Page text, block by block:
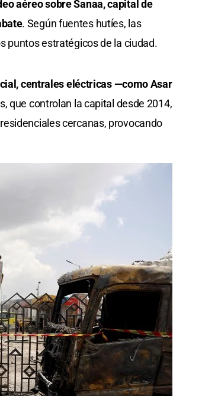
aéreo sobre Sanaa, capital de
. Según fuentes hutíes, las
puntos estratégicos de la ciudad.
centrales eléctricas —como Asar
que controlan la capital desde 2014,
cercanas, provocando